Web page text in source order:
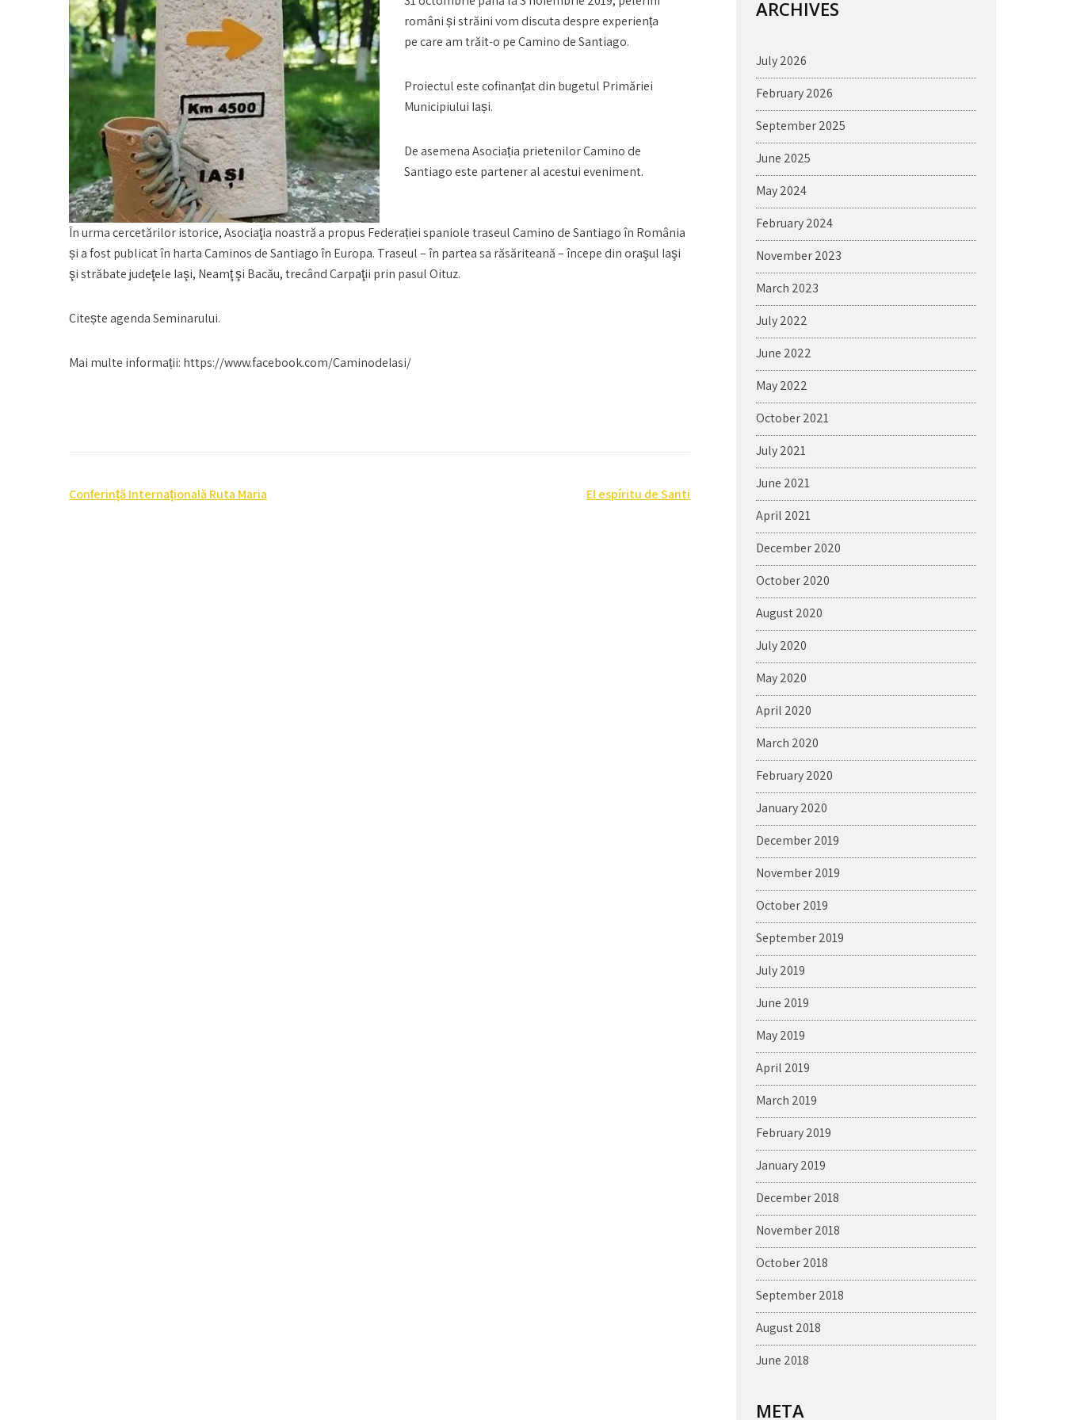
români și străini vom discuta despre experiența
pe care am trăit-o pe Camino de Santiago.
Proiectul este cofinanțat din bugetul Primăriei
Municipiului Iași.
De asemena Asociația prietenilor Camino de
Santiago este partener al acestui eveniment.
În urma cercetărilor istorice, Asociaţia noastră a propus Federației spaniole traseul Camino de Santiago în România
și a fost publicat în harta Caminos de Santiago în Europa. Traseul – în partea sa răsăriteană – începe din oraşul Iaşi
şi străbate judeţele Iaşi, Neamţ şi Bacău, trecând Carpaţii prin pasul Oituz.
Citește agenda Seminarului.
Mai multe informații: https://www.facebook.com/CaminodeIasi/
Post
Conferință Internațională Ruta Maria El espíritu de Santi
ARCHIVES
July 2026
February 2026
September 2025
June 2025
May 2024
February 2024
November 2023
March 2023
July 2022
June 2022
May 2022
October 2021
July 2021
June 2021
April 2021
December 2020
October 2020
August 2020
July 2020
May 2020
April 2020
March 2020
February 2020
January 2020
December 2019
November 2019
October 2019
September 2019
July 2019
June 2019
May 2019
April 2019
March 2019
February 2019
January 2019
December 2018
November 2018
October 2018
September 2018
August 2018
June 2018
META